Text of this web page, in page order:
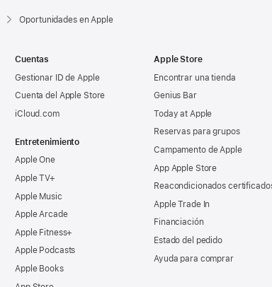
Oportunidades en Apple
Cuentas
Gestionar ID de Apple
Cuenta del Apple Store
iCloud.com
Entretenimiento
Apple One
Apple TV+
Apple Music
Apple Arcade
Apple Fitness+
Apple Podcasts
Apple Books
Apple Store
Encontrar una tienda
Genius Bar
Today at Apple
Reservas para grupos
Campamento de Apple
App Apple Store
Reacondicionados
Apple Trade In
Financiación
Estado del pedido
Ayuda para comprar